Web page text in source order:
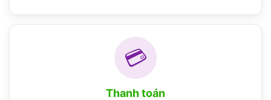
💳
Thanh toán